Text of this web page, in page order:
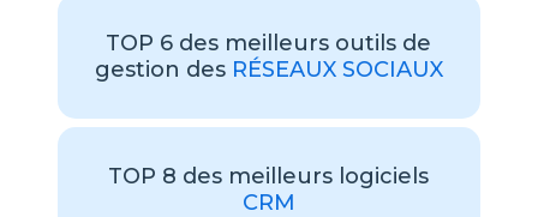
TOP 6 des meilleurs outils de
gestion des RÉSEAUX SOCIAUX
TOP 8 des meilleurs logiciels
CRM